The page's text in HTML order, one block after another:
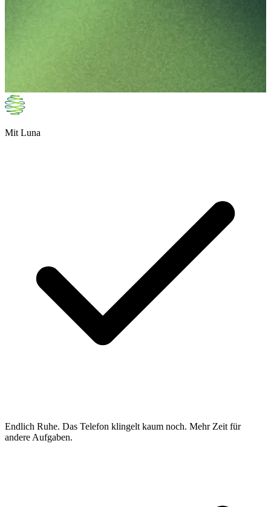
Mit Luna
Endlich Ruhe. Das Telefon klingelt kaum noch. Mehr Zeit für
andere Aufgaben.